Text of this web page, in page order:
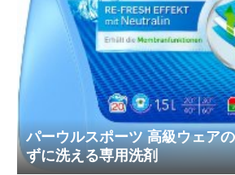
パーウルスポーツ 高級ウェア
ずに洗える専用洗剤